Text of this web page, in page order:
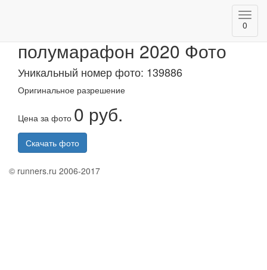
0
полумарафон 2020 Фото
Уникальный номер фото: 139886
Оригинальное разрешение
Цена за фото 0 руб.
Скачать фото
© runners.ru 2006-2017